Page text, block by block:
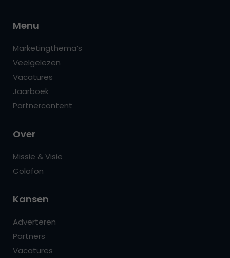
Menu
Marketingthema’s
Veelgelezen
Vacatures
Jaarboek
Partnercontent
Over
Missie & Visie
Colofon
Kansen
Adverteren
Partners
Vacatures